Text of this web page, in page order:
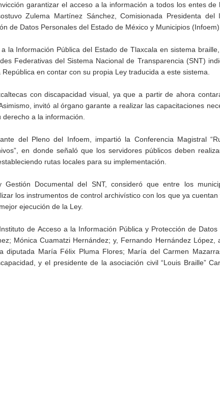
garantizar el acceso a la información a todos los entes de
Zulema Martínez Sánchez, Comisionada Presidenta del
de Datos Personales del Estado de México y Municipios (Infoem).
la Información Pública del Estado de Tlaxcala en sistema
Federativas del Sistema Nacional de Transparencia (SNT)
en contar con su propia Ley traducida a este sistema.
con discapacidad visual, ya que a partir de ahora
invitó al órgano garante a realizar las capacitaciones
a la información.
del Pleno del Infoem, impartió la Conferencia Magistral
en donde señaló que los servidores públicos deben
rutas locales para su implementación.
Documental del SNT, consideró que entre los
los instrumentos de control archivístico con los que ya
ejecución de la Ley.
de Acceso a la Información Pública y Protección de Datos
Mónica Cuamatzi Hernández; y, Fernando Hernández López,
María Félix Pluma Flores; María del Carmen
y el presidente de la asociación civil “Louis Braille”